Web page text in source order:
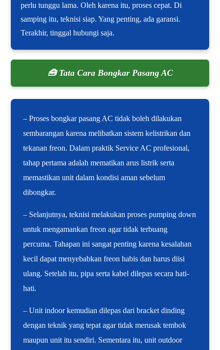
perlu tunggu lama. Oleh karena itu, proses cepat. Di
samping itu, teknisi siap. Yang penting, ada garansi.
Terakhir, tinggal hubungi saja.
🧰 Tata Cara Bongkar Pasang AC
– Proses bongkar pasang AC tidak boleh dilakukan
sembarangan karena melibatkan sistem kelistrikan dan
tekanan freon. Dalam praktik Service AC profesional,
tahap pertama adalah mematikan arus listrik serta
memastikan unit dalam kondisi aman sebelum
dibongkar.
– Selanjutnya, teknisi melakukan proses pumping down
untuk mengamankan freon agar tidak terbuang
percuma. Tahapan ini sangat penting karena kesalahan
kecil dapat menyebabkan freon habis dan harus diisi
ulang. Setelah itu, pipa serta kabel dilepas secara hati-
hati.
– Unit indoor kemudian dilepas dari bracket dinding
dengan teknik yang tepat agar tidak merusak tembok
maupun unit itu sendiri. Sementara itu, unit outdoor